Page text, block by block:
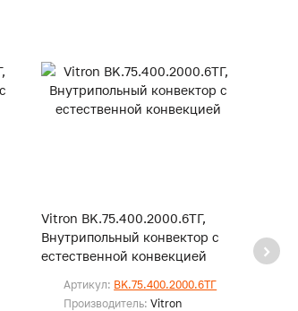
Vitron BK.75.400.2000.6ТГ,
Внутрипольный конвектор с
естественной конвекцией
Артикул: BK.75.400.2000.6ТГ
Производитель:Vitron